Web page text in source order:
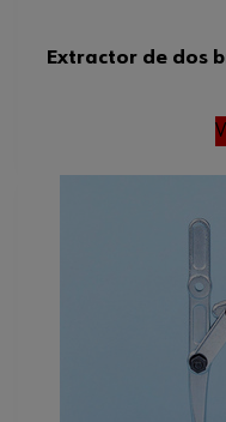
Extractor de dos